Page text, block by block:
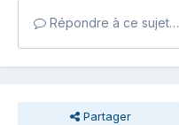
Répondre à ce sujet…
Partager